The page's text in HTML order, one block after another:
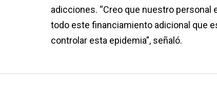
adicciones. “Creo que nuestro personal
todo este financiamiento adicional que
controlar esta epidemia”, señaló.